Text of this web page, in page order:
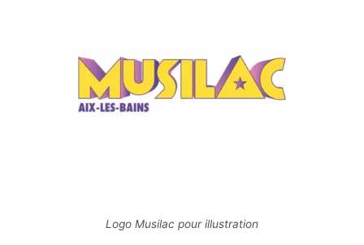
Logo Musilac pour illustration